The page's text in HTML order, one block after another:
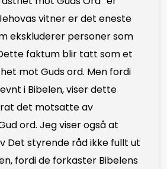
vitner er det eneste
ekskluderer personer som
faktum blir tatt som et
mot Guds ord. Men fordi
i Bibelen, viser dette
det motsatte av
ord. Jeg viser også at
Det styrende råd ikke fullt ut
fordi de forkaster Bibelens